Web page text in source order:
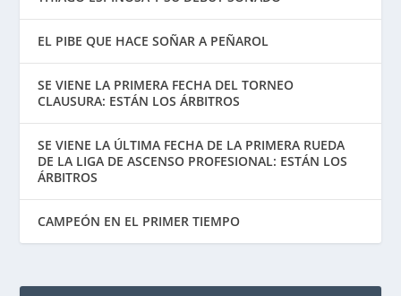
EL PIBE QUE HACE SOÑAR A PEÑAROL
SE VIENE LA PRIMERA FECHA DEL TORNEO
CLAUSURA: ESTÁN LOS ÁRBITROS
SE VIENE LA ÚLTIMA FECHA DE LA PRIMERA RUEDA
DE LA LIGA DE ASCENSO PROFESIONAL: ESTÁN LOS
ÁRBITROS
CAMPEÓN EN EL PRIMER TIEMPO